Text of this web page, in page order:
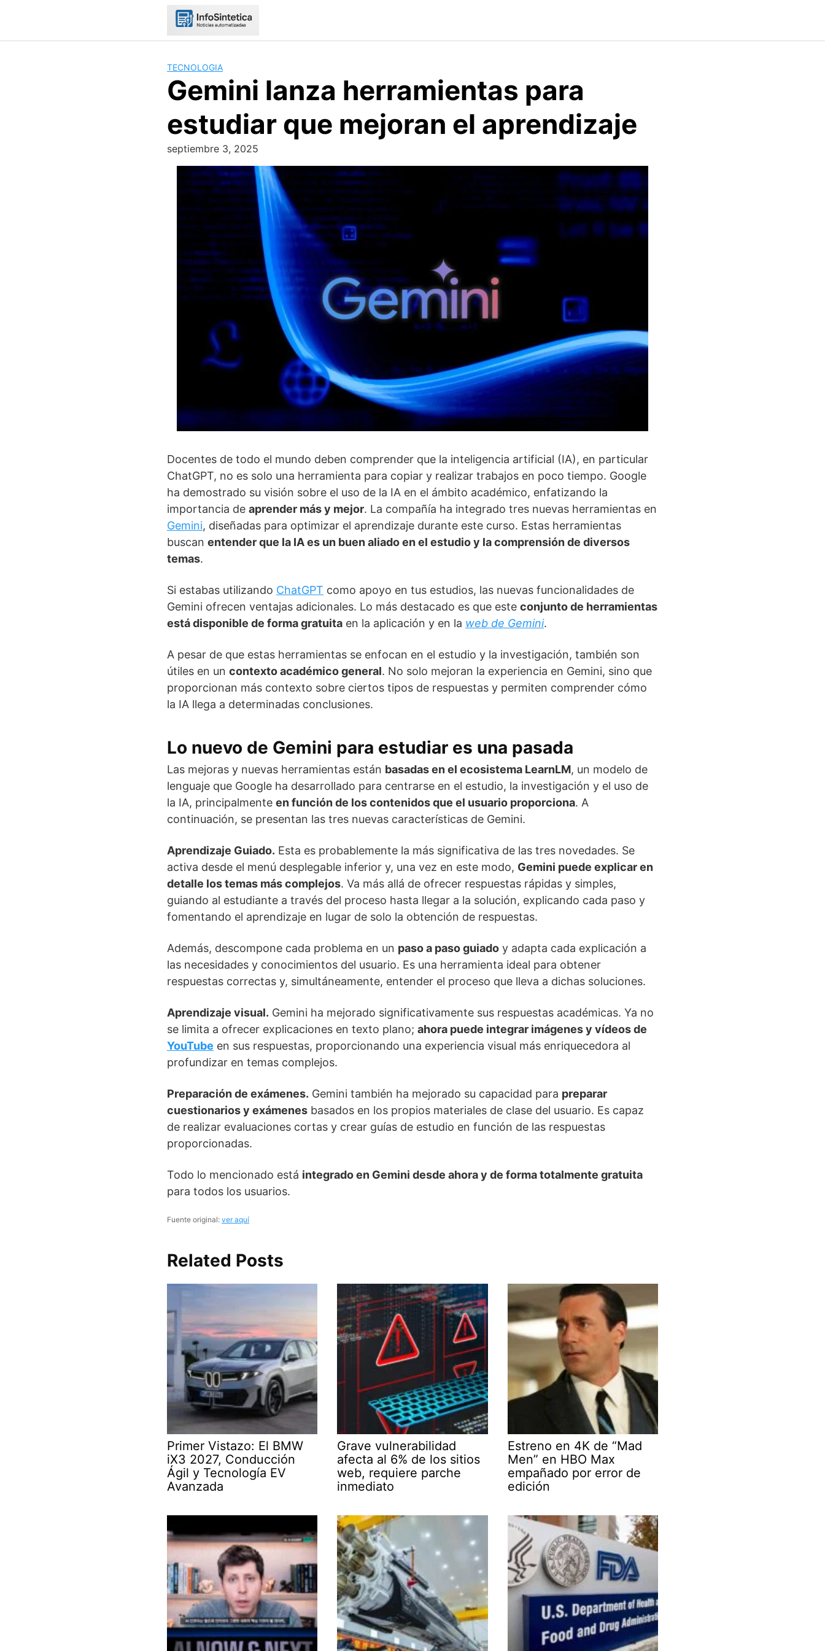
TECNOLOGIA
Gemini lanza herramientas para
estudiar que mejoran el aprendizaje
septiembre 3, 2025
Docentes de todo el mundo deben comprender que la inteligencia artificial (IA), en particular
ChatGPT, no es solo una herramienta para copiar y realizar trabajos en poco tiempo. Google
ha demostrado su visión sobre el uso de la IA en el ámbito académico, enfatizando la
importancia de aprender más y mejor. La compañía ha integrado tres nuevas herramientas en
Gemini, diseñadas para optimizar el aprendizaje durante este curso. Estas herramientas
buscan entender que la IA es un buen aliado en el estudio y la comprensión de diversos
temas.
Si estabas utilizando ChatGPT como apoyo en tus estudios, las nuevas funcionalidades de
Gemini ofrecen ventajas adicionales. Lo más destacado es que este conjunto de herramientas
está disponible de forma gratuita en la aplicación y en la web de Gemini.
A pesar de que estas herramientas se enfocan en el estudio y la investigación, también son
útiles en un contexto académico general. No solo mejoran la experiencia en Gemini, sino que
proporcionan más contexto sobre ciertos tipos de respuestas y permiten comprender cómo
la IA llega a determinadas conclusiones.
Lo nuevo de Gemini para estudiar es una pasada
Las mejoras y nuevas herramientas están basadas en el ecosistema LearnLM, un modelo de
lenguaje que Google ha desarrollado para centrarse en el estudio, la investigación y el uso de
la IA, principalmente en función de los contenidos que el usuario proporciona. A
continuación, se presentan las tres nuevas características de Gemini.
Aprendizaje Guiado. Esta es probablemente la más significativa de las tres novedades. Se
activa desde el menú desplegable inferior y, una vez en este modo, Gemini puede explicar en
detalle los temas más complejos. Va más allá de ofrecer respuestas rápidas y simples,
guiando al estudiante a través del proceso hasta llegar a la solución, explicando cada paso y
fomentando el aprendizaje en lugar de solo la obtención de respuestas.
Además, descompone cada problema en un paso a paso guiado y adapta cada explicación a
las necesidades y conocimientos del usuario. Es una herramienta ideal para obtener
respuestas correctas y, simultáneamente, entender el proceso que lleva a dichas soluciones.
Aprendizaje visual. Gemini ha mejorado significativamente sus respuestas académicas. Ya no
se limita a ofrecer explicaciones en texto plano; ahora puede integrar imágenes y vídeos de
YouTube en sus respuestas, proporcionando una experiencia visual más enriquecedora al
profundizar en temas complejos.
Preparación de exámenes. Gemini también ha mejorado su capacidad para preparar
cuestionarios y exámenes basados en los propios materiales de clase del usuario. Es capaz
de realizar evaluaciones cortas y crear guías de estudio en función de las respuestas
proporcionadas.
Todo lo mencionado está integrado en Gemini desde ahora y de forma totalmente gratuita
para todos los usuarios.
Fuente original: ver aquí
Related Posts
Primer Vistazo: El BMW
iX3 2027, Conducción
Ágil y Tecnología EV
Avanzada
Grave vulnerabilidad
afecta al 6% de los sitios
web, requiere parche
inmediato
Estreno en 4K de “Mad
Men” en HBO Max
empañado por error de
edición